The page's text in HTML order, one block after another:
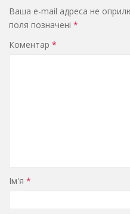
Ваша e-mail адреса не
поля позначені *
Коментар *
Ім'я *